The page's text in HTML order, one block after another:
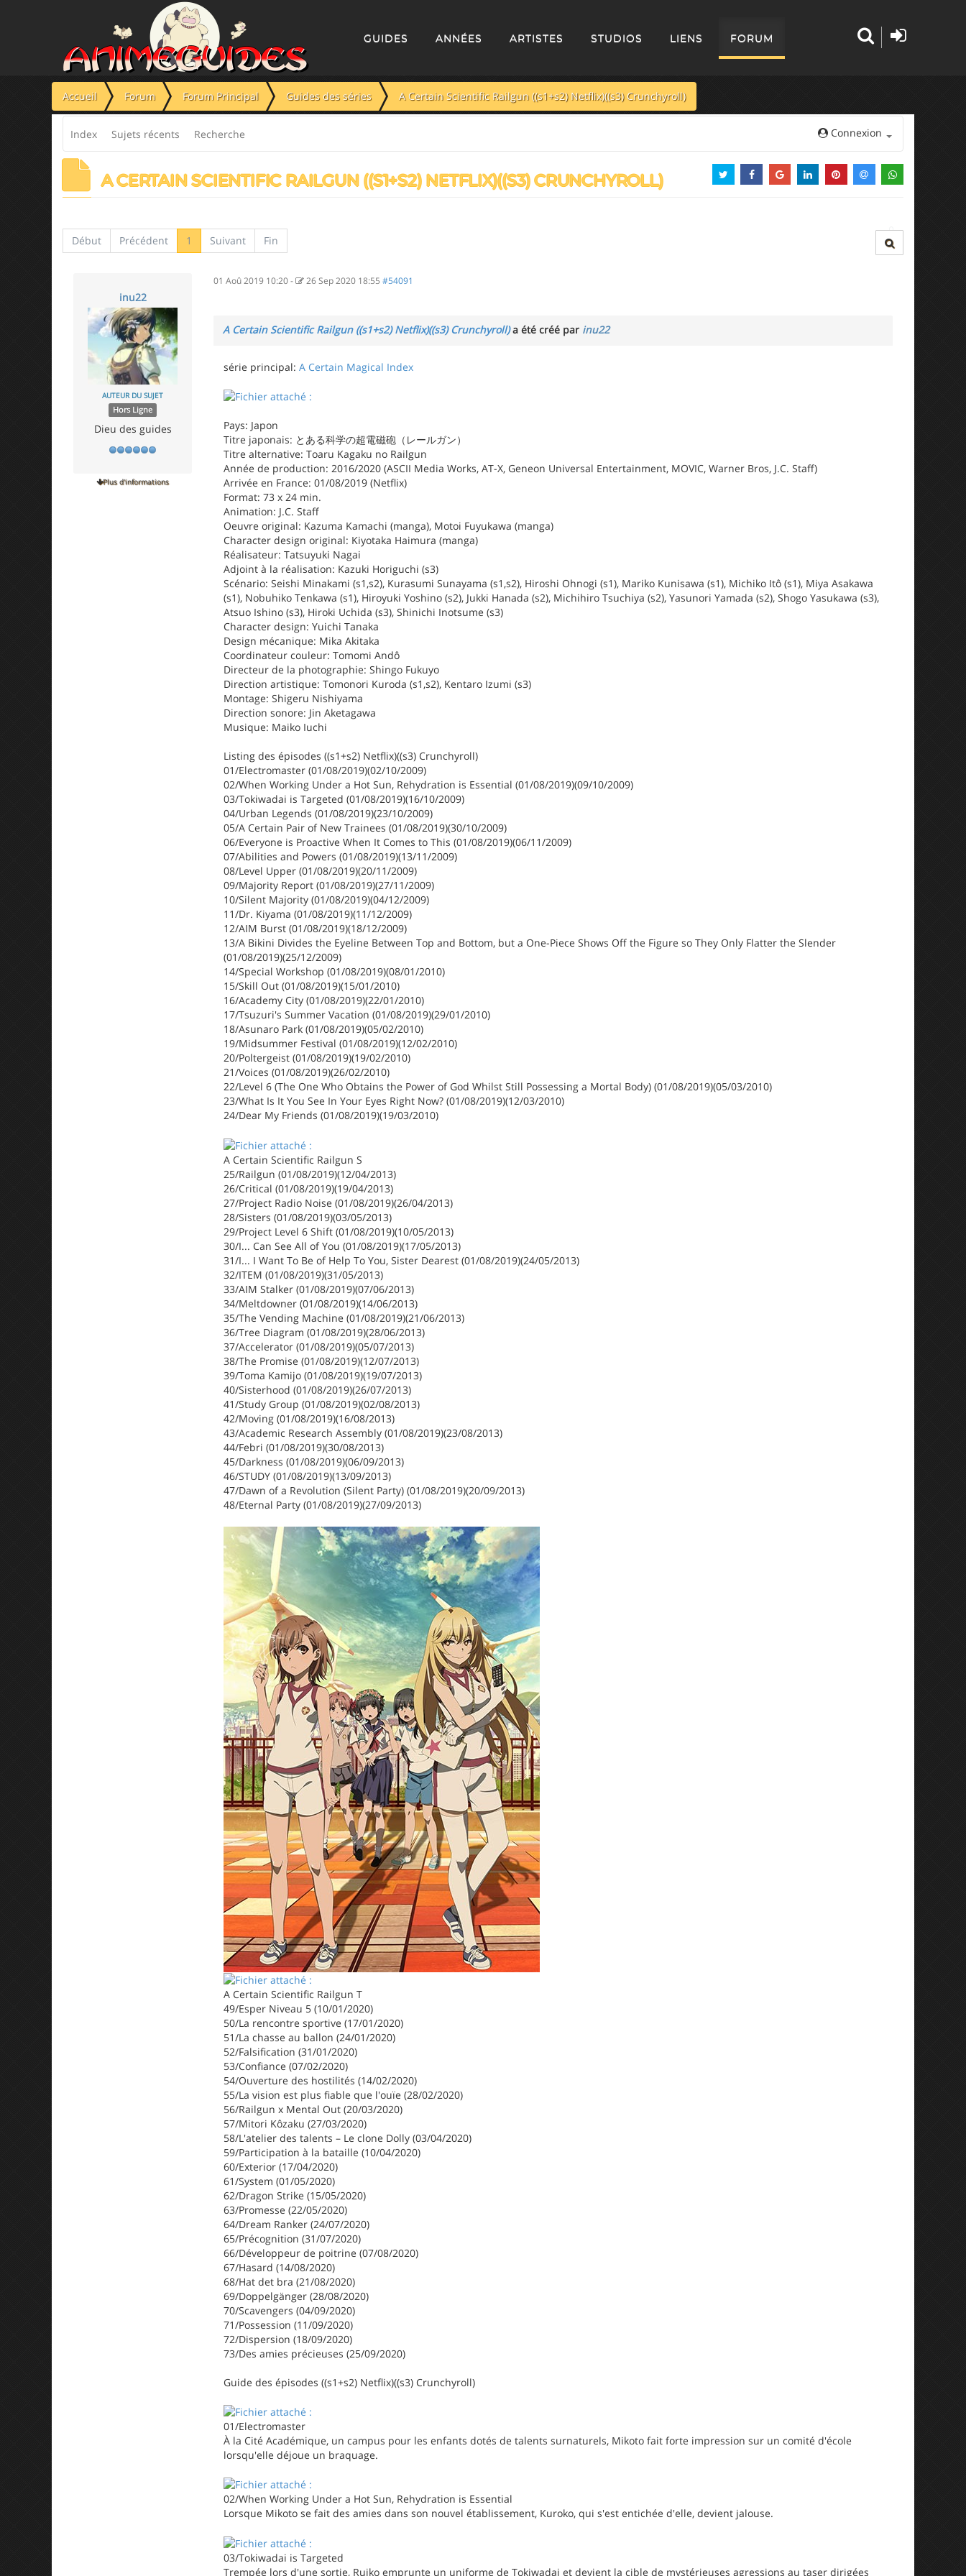
GUIDES ANNÉES ARTISTES STUDIOS LIENS FORUM
Accueil Forum Forum Principal Guides des séries A Certain Scientific Railgun ((s1+s2) Netflix)((s3) Crunchyroll)
Index Sujets récents Recherche Connexion
A CERTAIN SCIENTIFIC RAILGUN ((S1+S2) NETFLIX)((S3) CRUNCHYROLL)
Début Précédent 1 Suivant Fin
inu22
AUTEUR DU SUJET
Hors Ligne
Dieu des guides
Plus d'informations
01 Aoû 2019 10:20- 26 Sep 2020 18:55 #54091
A Certain Scientific Railgun ((s1+s2) Netflix)((s3) Crunchyroll)a été créé par inu22
série principal: A Certain Magical Index
Pays: Japon
Titre japonais: とある科学の超電磁砲（レールガン）
Titre alternative: Toaru Kagaku no Railgun
Année de production: 2016/2020 (ASCII Media Works, AT-X, Geneon Universal Entertainment, MOVIC, Warner Bros, J.C. Staff)
Arrivée en France: 01/08/2019 (Netflix)
Format: 73 x 24 min.
Animation: J.C. Staff
Oeuvre original: Kazuma Kamachi (manga), Motoi Fuyukawa (manga)
Character design original: Kiyotaka Haimura (manga)
Réalisateur: Tatsuyuki Nagai
Adjoint à la réalisation: Kazuki Horiguchi (s3)
Scénario: Seishi Minakami (s1,s2), Kurasumi Sunayama (s1,s2), Hiroshi Ohnogi (s1), Mariko Kunisawa (s1), Michiko Itô (s1), Miya Asakawa
(s1), Nobuhiko Tenkawa (s1), Hiroyuki Yoshino (s2), Jukki Hanada (s2), Michihiro Tsuchiya (s2), Yasunori Yamada (s2), Shogo Yasukawa (s3),
Atsuo Ishino (s3), Hiroki Uchida (s3), Shinichi Inotsume (s3)
Character design: Yuichi Tanaka
Design mécanique: Mika Akitaka
Coordinateur couleur: Tomomi Andô
Directeur de la photographie: Shingo Fukuyo
Direction artistique: Tomonori Kuroda (s1,s2), Kentaro Izumi (s3)
Montage: Shigeru Nishiyama
Direction sonore: Jin Aketagawa
Musique: Maiko Iuchi
Listing des épisodes ((s1+s2) Netflix)((s3) Crunchyroll)
01/Electromaster (01/08/2019)(02/10/2009)
02/When Working Under a Hot Sun, Rehydration is Essential (01/08/2019)(09/10/2009)
03/Tokiwadai is Targeted (01/08/2019)(16/10/2009)
04/Urban Legends (01/08/2019)(23/10/2009)
05/A Certain Pair of New Trainees (01/08/2019)(30/10/2009)
06/Everyone is Proactive When It Comes to This (01/08/2019)(06/11/2009)
07/Abilities and Powers (01/08/2019)(13/11/2009)
08/Level Upper (01/08/2019)(20/11/2009)
09/Majority Report (01/08/2019)(27/11/2009)
10/Silent Majority (01/08/2019)(04/12/2009)
11/Dr. Kiyama (01/08/2019)(11/12/2009)
12/AIM Burst (01/08/2019)(18/12/2009)
13/A Bikini Divides the Eyeline Between Top and Bottom, but a One-Piece Shows Off the Figure so They Only Flatter the Slender
(01/08/2019)(25/12/2009)
14/Special Workshop (01/08/2019)(08/01/2010)
15/Skill Out (01/08/2019)(15/01/2010)
16/Academy City (01/08/2019)(22/01/2010)
17/Tsuzuri's Summer Vacation (01/08/2019)(29/01/2010)
18/Asunaro Park (01/08/2019)(05/02/2010)
19/Midsummer Festival (01/08/2019)(12/02/2010)
20/Poltergeist (01/08/2019)(19/02/2010)
21/Voices (01/08/2019)(26/02/2010)
22/Level 6 (The One Who Obtains the Power of God Whilst Still Possessing a Mortal Body) (01/08/2019)(05/03/2010)
23/What Is It You See In Your Eyes Right Now? (01/08/2019)(12/03/2010)
24/Dear My Friends (01/08/2019)(19/03/2010)
A Certain Scientific Railgun S
25/Railgun (01/08/2019)(12/04/2013)
26/Critical (01/08/2019)(19/04/2013)
27/Project Radio Noise (01/08/2019)(26/04/2013)
28/Sisters (01/08/2019)(03/05/2013)
29/Project Level 6 Shift (01/08/2019)(10/05/2013)
30/I... Can See All of You (01/08/2019)(17/05/2013)
31/I... I Want To Be of Help To You, Sister Dearest (01/08/2019)(24/05/2013)
32/ITEM (01/08/2019)(31/05/2013)
33/AIM Stalker (01/08/2019)(07/06/2013)
34/Meltdowner (01/08/2019)(14/06/2013)
35/The Vending Machine (01/08/2019)(21/06/2013)
36/Tree Diagram (01/08/2019)(28/06/2013)
37/Accelerator (01/08/2019)(05/07/2013)
38/The Promise (01/08/2019)(12/07/2013)
39/Toma Kamijo (01/08/2019)(19/07/2013)
40/Sisterhood (01/08/2019)(26/07/2013)
41/Study Group (01/08/2019)(02/08/2013)
42/Moving (01/08/2019)(16/08/2013)
43/Academic Research Assembly (01/08/2019)(23/08/2013)
44/Febri (01/08/2019)(30/08/2013)
45/Darkness (01/08/2019)(06/09/2013)
46/STUDY (01/08/2019)(13/09/2013)
47/Dawn of a Revolution (Silent Party) (01/08/2019)(20/09/2013)
48/Eternal Party (01/08/2019)(27/09/2013)
A Certain Scientific Railgun T
49/Esper Niveau 5 (10/01/2020)
50/La rencontre sportive (17/01/2020)
51/La chasse au ballon (24/01/2020)
52/Falsification (31/01/2020)
53/Confiance (07/02/2020)
54/Ouverture des hostilités (14/02/2020)
55/La vision est plus fiable que l'ouïe (28/02/2020)
56/Railgun x Mental Out (20/03/2020)
57/Mitori Kôzaku (27/03/2020)
58/L'atelier des talents – Le clone Dolly (03/04/2020)
59/Participation à la bataille (10/04/2020)
60/Exterior (17/04/2020)
61/System (01/05/2020)
62/Dragon Strike (15/05/2020)
63/Promesse (22/05/2020)
64/Dream Ranker (24/07/2020)
65/Précognition (31/07/2020)
66/Développeur de poitrine (07/08/2020)
67/Hasard (14/08/2020)
68/Hat det bra (21/08/2020)
69/Doppelgänger (28/08/2020)
70/Scavengers (04/09/2020)
71/Possession (11/09/2020)
72/Dispersion (18/09/2020)
73/Des amies précieuses (25/09/2020)
Guide des épisodes ((s1+s2) Netflix)((s3) Crunchyroll)
01/Electromaster
À la Cité Académique, un campus pour les enfants dotés de talents surnaturels, Mikoto fait forte impression sur un comité d'école
lorsqu'elle déjoue un braquage.
02/When Working Under a Hot Sun, Rehydration is Essential
Lorsque Mikoto se fait des amies dans son nouvel établissement, Kuroko, qui s'est entichée d'elle, devient jalouse.
03/Tokiwadai is Targeted
Trempée lors d'une sortie, Ruiko emprunte un uniforme de Tokiwadai et devient la cible de mystérieuses agressions au taser dirigées